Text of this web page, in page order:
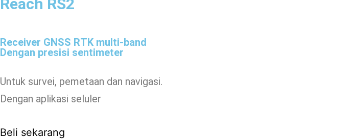
Reach RS2
Receiver GNSS RTK multi-band
Dengan presisi sentimeter
Untuk survei, pemetaan dan navigasi.
Dengan aplikasi seluler
Beli sekarang